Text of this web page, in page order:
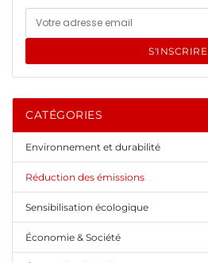
S'INSCRIRE
CATÉGORIES
Environnement et durabilité
Réduction des émissions
Sensibilisation écologique
Économie & Société